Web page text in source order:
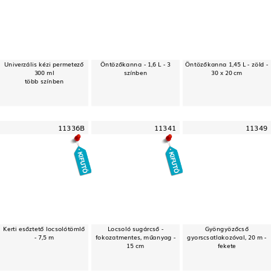
Univerzális kézi permetező
300 ml
több színben
Öntözőkanna - 1,6 L - 3
színben
Öntözőkanna 1,45 L - zöld -
30 x 20 cm
11336B
Kerti esőztető locsolótömlő
- 7,5 m
11341
Locsoló sugárcső -
fokozatmentes, műanyag -
15 cm
11349
Gyöngyözőcső
gyorscsatlakozóval, 20 m -
fekete